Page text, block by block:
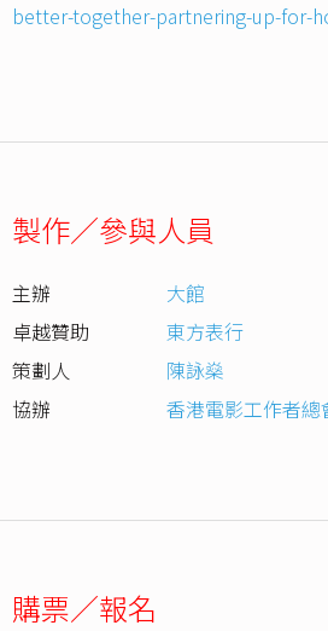
better-together-partnering-up-for-
製作／參與人員
主辦
大館
卓越贊助
東方表行
策劃人
陳詠燊
協辦
香港電影工作者總
購票／報名